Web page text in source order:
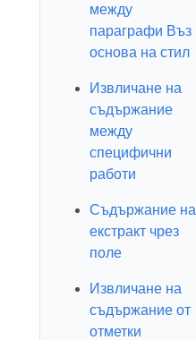
между
параграфи Въз
основа на стил
Извличане на
съдържание
между
специфични
работи
Съдържание на
екстракт чрез
поле
Извличане на
съдържание от
отметки